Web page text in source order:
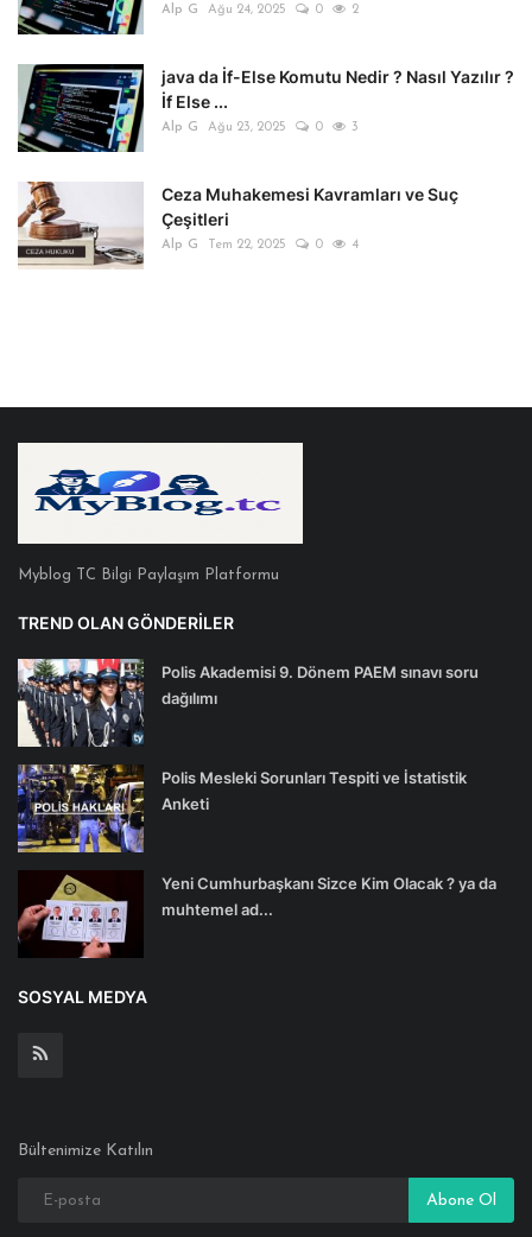
Alp G Ağu 24, 2025 0 2
java da İf-Else Komutu Nedir ? Nasıl Yazılır ?
İf Else ...
Alp G Ağu 23, 2025 0 3
Ceza Muhakemesi Kavramları ve Suç
Çeşitleri
Alp G Tem 22, 2025 0 4
Myblog TC Bilgi Paylaşım Platformu
TREND OLAN GÖNDERILER
Polis Akademisi 9. Dönem PAEM sınavı soru
dağılımı
Polis Mesleki Sorunları Tespiti ve İstatistik
Anketi
Yeni Cumhurbaşkanı Sizce Kim Olacak ? ya da
muhtemel ad...
SOSYAL MEDYA
Bültenimize Katılın
Abone Ol